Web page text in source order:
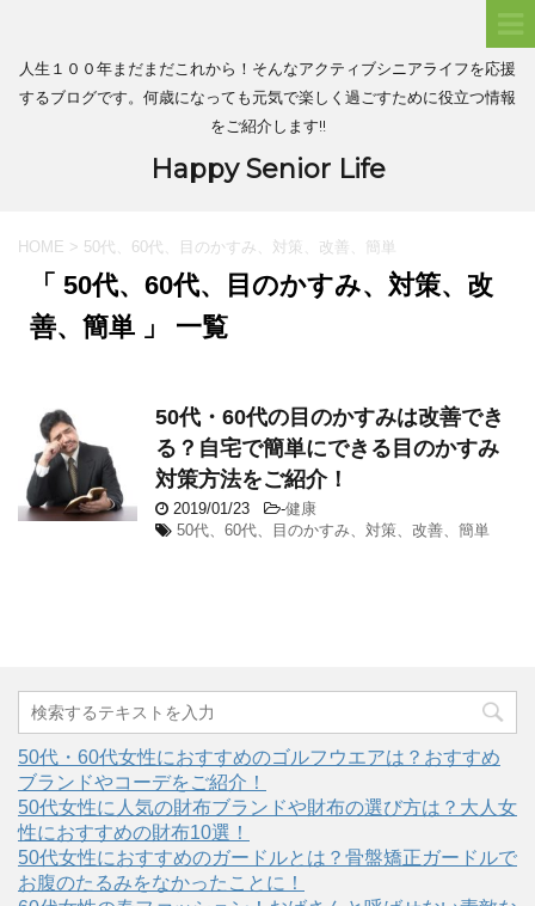
人生１００年まだまだこれから！そんなアクティブシニアライフを応援
するブログです。何歳になっても元気で楽しく過ごすために役立つ情報
をご紹介します!!
Happy Senior Life
HOME > 50代、60代、目のかすみ、対策、改善、簡単
「 50代、60代、目のかすみ、対策、改
善、簡単 」 一覧
50代・60代の目のかすみは改善でき
る？自宅で簡単にできる目のかすみ
対策方法をご紹介！
2019/01/23 -健康
50代、60代、目のかすみ、対策、改善、簡単
50代・60代女性におすすめのゴルフウエアは？おすすめ
ブランドやコーデをご紹介！
50代女性に人気の財布ブランドや財布の選び方は？大人女
性におすすめの財布10選！
50代女性におすすめのガードルとは？骨盤矯正ガードルで
お腹のたるみをなかったことに！